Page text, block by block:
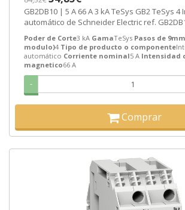
GB2DB10 | 5 A 66 A 3 kA TeSys GB2 TeSys 4 Interruptor
automático de Schneider Electric ref.
Poder de Corte3 kA GamaTeSys Pasos de
modulo)4 Tipo de producto o componente
automático Corriente nominal5 A Intensidad
magnetico66 A
-
Comprar